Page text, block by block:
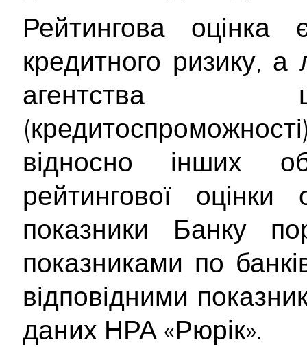
Рейтингова
кредитного ризику,
агентства
відносно інших
рейтингової оцінки
показники Банку
показниками по
відповідними
даних НРА «Рюрік».